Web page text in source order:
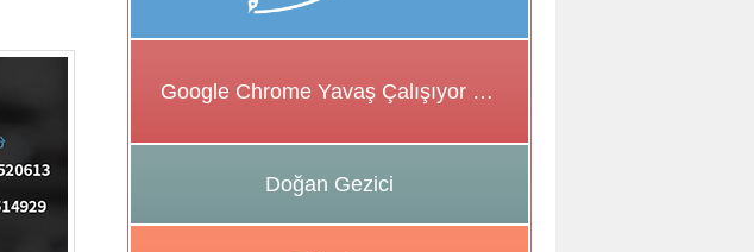
Google Chrome Yavaş Çalışıyor Sorunu için Çözüm Önerileri
Doğan Gezici